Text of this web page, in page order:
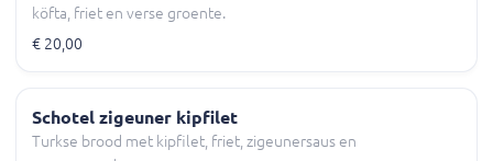
köfta, friet en verse groente.
€ 20,00
Schotel zigeuner kipfilet
Turkse brood met kipfilet, friet, zigeunersaus en